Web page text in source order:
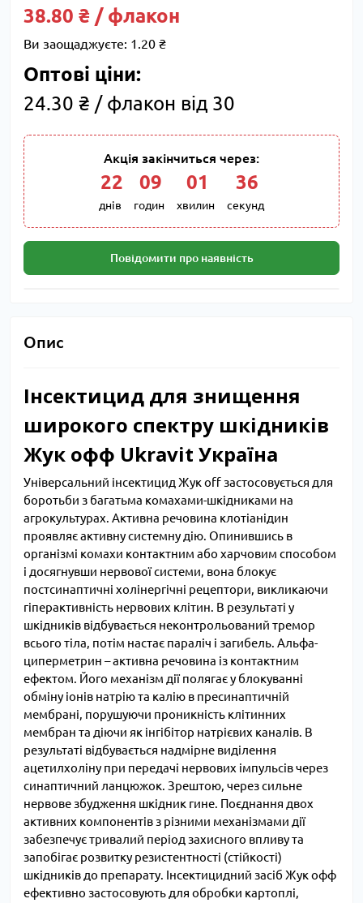
38.80 ₴ / флакон
Ви заощаджуєте: 1.20 ₴
Оптові ціни:
24.30 ₴ / флакон від 30
Акція закінчиться через:
22
днів
09
годин
01
хвилин
36
секунд
Повідомити про наявність
Опис
Інсектицид для знищення
широкого спектру шкідників
Жук офф Ukravit Україна
Універсальний інсектицид Жук off застосовується для
боротьби з багатьма комахами-шкідниками на
агрокультурах. Активна речовина клотіанідин
проявляє активну системну дію. Опинившись в
організмі комахи контактним або харчовим способом
і досягнувши нервової системи, вона блокує
постсинаптичні холінергічні рецептори, викликаючи
гіперактивність нервових клітин. В результаті у
шкідників відбувається неконтрольований тремор
всього тіла, потім настає параліч і загибель. Альфа-
циперметрин – активна речовина із контактним
ефектом. Його механізм дії полягає у блокуванні
обміну іонів натрію та калію в пресинаптичній
мембрані, порушуючи проникність клітинних
мембран та діючи як інгібітор натрієвих каналів. В
результаті відбувається надмірне виділення
ацетилхоліну при передачі нервових імпульсів через
синаптичний ланцюжок. Зрештою, через сильне
нервове збудження шкідник гине. Поєднання двох
активних компонентів з різними механізмами дії
забезпечує тривалий період захисного впливу та
запобігає розвитку резистентності (стійкості)
шкідників до препарату. Інсектицидний засіб Жук офф
ефективно застосовують для обробки картоплі,